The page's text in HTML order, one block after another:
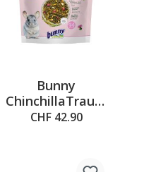
Bunny
ChinchillaTraum
BASIC, 3.2kg
CHF 42.90